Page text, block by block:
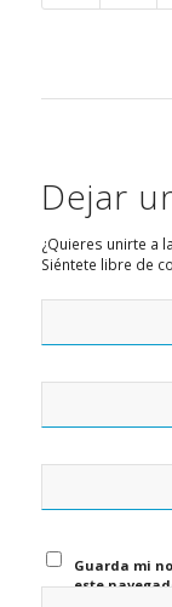
Dejar
¿Quieres unirte a
Siéntete libre de
Guarda mi
este